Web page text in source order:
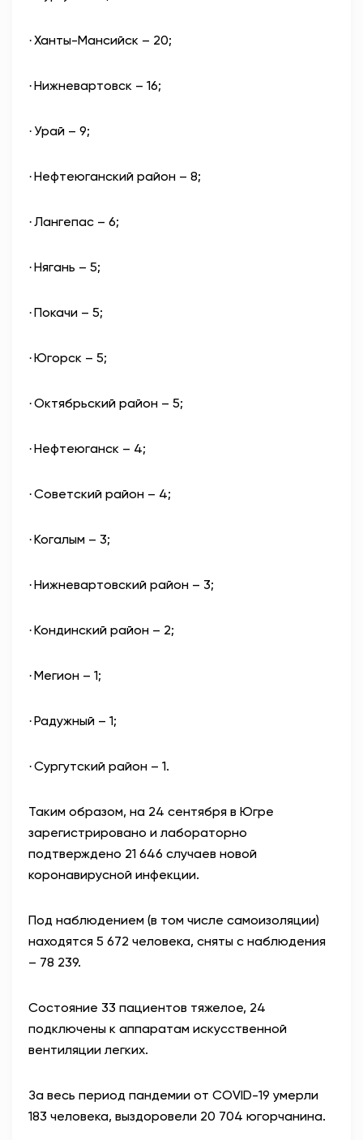
·Ханты-Мансийск – 20;
·Нижневартовск – 16;
· Урай – 9;
·Нефтеюганский район – 8;
·Лангепас – 6;
·Нягань – 5;
·Покачи – 5;
·Югорск – 5;
·Октябрьский район – 5;
·Нефтеюганск – 4;
·Советский район – 4;
·Когалым – 3;
·Нижневартовский район – 3;
·Кондинский район – 2;
·Мегион – 1;
·Радужный – 1;
·Сургутский район – 1.
Таким образом, на 24 сентября в Югре
зарегистрировано и лабораторно
подтверждено 21 646 случаев новой
коронавирусной инфекции.
Под наблюдением (в том числе самоизоляции)
находятся 5 672 человека, сняты с наблюдения
– 78 239.
Состояние 33 пациентов тяжелое, 24
подключены к аппаратам искусственной
вентиляции легких.
За весь период пандемии от COVID-19 умерли
183 человека, выздоровели 20 704 югорчанина.